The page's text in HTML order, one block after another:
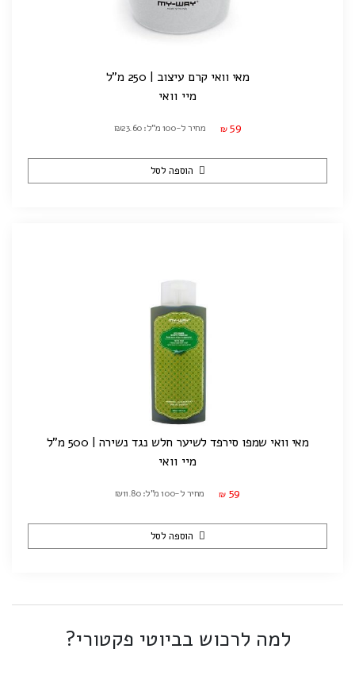
מאי וואי קרם עיצוב | 250 מ"ל
מיי וואי
₪ 59 מחיר ל-100 מ"ל: ₪23.60
הוספה לסל
מאי וואי שמפו סירפד לשיער חלש נגד נשירה | 500 מ"ל
מיי וואי
₪ 59 מחיר ל-100 מ"ל: ₪11.80
הוספה לסל
למה לרכוש בביוטי פקטורי?